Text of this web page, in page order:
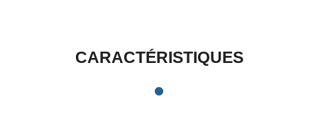
CARACTÉRISTIQUES